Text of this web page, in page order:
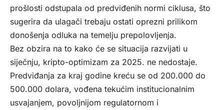
prošlosti odstupala od predviđenih normi ciklusa, što
sugerira da ulagači trebaju ostati oprezni prilikom
donošenja odluka na temelju prepolovljenja.
Bez obzira na to kako će se situacija razvijati u
siječnju, kripto-optimizam za 2025. ne nedostaje.
Predviđanja za kraj godine kreću se od 200.000 do
500.000 dolara, vođena tekućim institucionalnim
usvajanjem, povoljnijom regulatornom i